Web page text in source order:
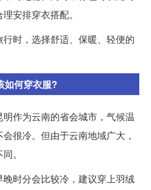
安排穿衣搭配。
时，选择舒适、保暖、轻便的
如何穿衣服?
作为云南的省会城市，气候温
很冷。但由于云南地域广大，
。
时分会比较冷，建议穿上羽绒